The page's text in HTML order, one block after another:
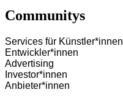
Communitys
Services für Künstler*innen
Entwickler*innen
Advertising
Investor*innen
Anbieter*innen